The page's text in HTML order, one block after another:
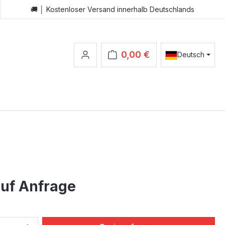
🚚 │ Kostenloser Versand innerhalb Deutschlands
0,00 €
Warenkorb enthält 0
Deutsch
Anfrage